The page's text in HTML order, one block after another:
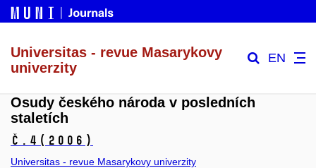
Universitas - revue Masarykovy
univerzity
EN
Osudy českého národa v posledních
staletích
č.4 (2006)
Universitas - revue Masarykovy univerzity